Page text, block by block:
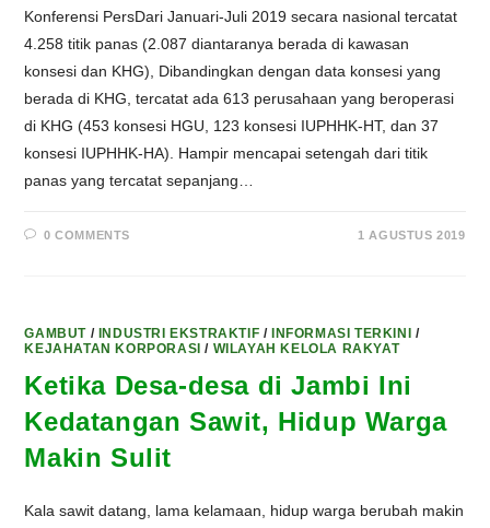
Konferensi PersDari Januari-Juli 2019 secara nasional tercatat
4.258 titik panas (2.087 diantaranya berada di kawasan
konsesi dan KHG), Dibandingkan dengan data konsesi yang
berada di KHG, tercatat ada 613 perusahaan yang beroperasi
di KHG (453 konsesi HGU, 123 konsesi IUPHHK-HT, dan 37
konsesi IUPHHK-HA). Hampir mencapai setengah dari titik
panas yang tercatat sepanjang…
0 COMMENTS 1 AGUSTUS 2019
GAMBUT / INDUSTRI EKSTRAKTIF / INFORMASI TERKINI
/
KEJAHATAN KORPORASI / WILAYAH KELOLA RAKYAT
Ketika Desa-desa di Jambi Ini
Kedatangan Sawit, Hidup Warga
Makin Sulit
Kala sawit datang, lama kelamaan, hidup warga berubah makin